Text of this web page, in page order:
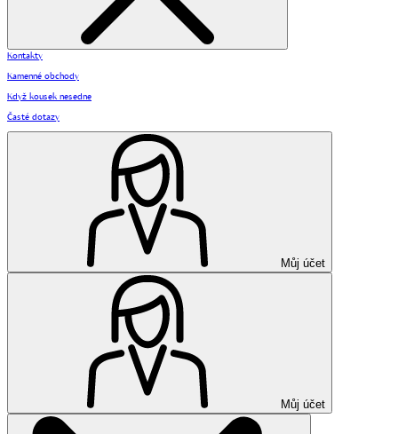
Kontakty
Kamenné obchody
Když kousek nesedne
Časté dotazy
Můj účet
Můj účet